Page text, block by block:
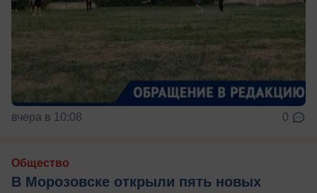
вчера в 10:08 0
Общество
В Морозовске открыли пять новых